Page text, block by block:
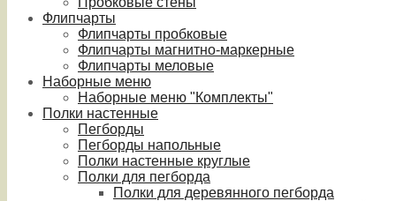
Флипчарты
Флипчарты пробковые
Флипчарты магнитно-маркерные
Флипчарты меловые
Наборные меню
Наборные меню "Комплекты"
Полки настенные
Пегборды
Пегборды напольные
Полки настенные круглые
Полки для пегборда
Полки для деревянного пегборда